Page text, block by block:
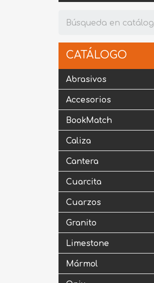
CATÁLOGO
Abrasivos
Accesorios
BookMatch
Caliza
Cantera
Cuarcita
Cuarzos
Granito
Limestone
Mármol